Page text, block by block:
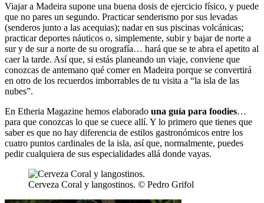
Viajar a Madeira supone una buena dosis de ejercicio físico, y puede
que no pares un segundo. Practicar senderismo por sus levadas
(senderos junto a las acequias); nadar en sus piscinas volcánicas;
practicar deportes náuticos o, simplemente, subir y bajar de norte a
sur y de sur a norte de su orografía… hará que se te abra el apetito al
caer la tarde. Así que, si estás planeando un viaje, conviene que
conozcas de antemano qué comer en Madeira porque se convertirá
en otro de los recuerdos imborrables de tu visita a “la isla de las
nubes”.
En Etheria Magazine hemos elaborado una guía para foodies…
para que conozcas lo que se cuece allí. Y lo primero que tienes que
saber es que no hay diferencia de estilos gastronómicos entre los
cuatro puntos cardinales de la isla, así que, normalmente, puedes
pedir cualquiera de sus especialidades allá donde vayas.
Cerveza Coral y langostinos. © Pedro Grifol